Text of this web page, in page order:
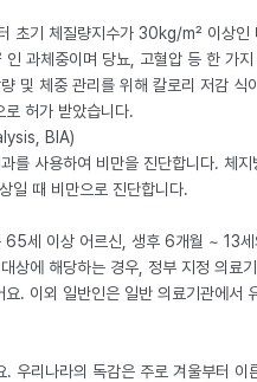
초기 체질량지수가 30kg/m² 이상인
과체중이며 당뇨, 고혈압 등 한 가지
및 체중 관리를 위해 칼로리 저감 식
허가 받았습니다.
BIA)
를 사용하여 비만을 진단합니다. 체지
일 때 비만으로 진단합니다.
65세 이상 어르신, 생후 6개월 ~ 13
상에 해당하는 경우, 정부 지정 의료
. 이외 일반인은 일반 의료기관에서
우리나라의 독감은 주로 겨울부터 이